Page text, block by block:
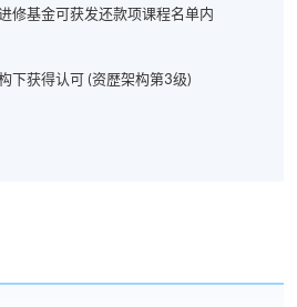
修基金可获发还款项课程名单内
下获得认可 (资歴架构第3级)